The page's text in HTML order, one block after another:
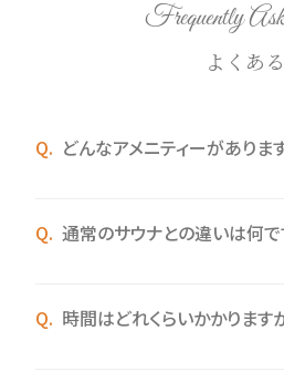
Frequently
よくあ
どんなアメニティーがありま
通常のサウナとの違いは何で
時間はどれくらいかかります